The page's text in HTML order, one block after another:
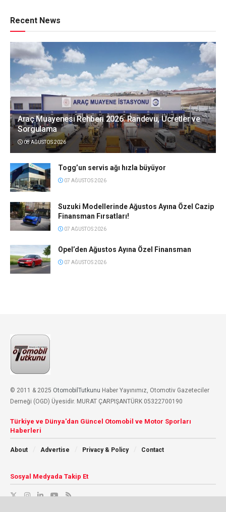
Recent News
Araç Muayenesi Rehberi 2026: Randevu, Ücretler ve
Sorgulama
08 AĞUSTOS 2026
Togg’un servis ağı hızla büyüyor
07 AĞUSTOS 2026
Suzuki Modellerinde Ağustos Ayına Özel Cazip
Finansman Fırsatları!
07 AĞUSTOS 2026
Opel’den Ağustos Ayına Özel Finansman
07 AĞUSTOS 2026
© 2011 & 2025 OtomobilTutkunu Haber Yayınımız, Otomotiv Gazeteciler
Derneği (OGD) Üyesidir. MURAT ÇARPIŞANTÜRK 05322700190
Türkiye ve Dünya'dan Güncel Otomobil ve Motor Sporları
Haberleri
About Advertise Privacy & Policy Contact
Sosyal Medyada Takip Et